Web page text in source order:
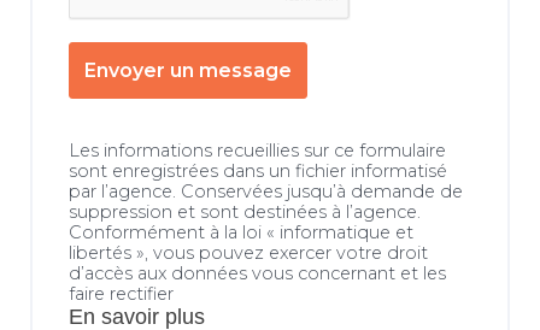
Envoyer un message
Les informations recueillies sur ce formulaire
sont enregistrées dans un fichier informatisé
par l’agence. Conservées jusqu’à demande de
suppression et sont destinées à l’agence.
Conformément à la loi « informatique et
libertés », vous pouvez exercer votre droit
d’accès aux données vous concernant et les
faire rectifier
En savoir plus